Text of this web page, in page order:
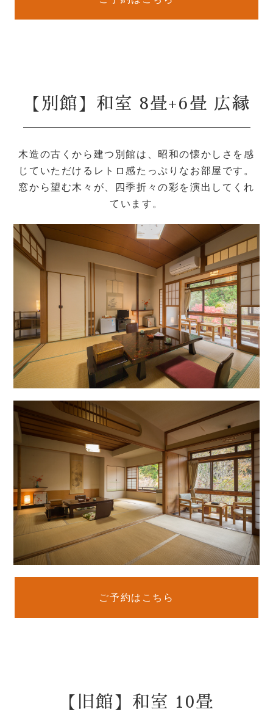
【別館】和室 8畳+6畳 広縁
木造の古くから建つ別館は、昭和の懐かしさを感
じていただけるレトロ感たっぷりなお部屋です。
窓から望む木々が、四季折々の彩を演出してくれ
ています。
ご予約はこちら
【旧館】和室 10畳